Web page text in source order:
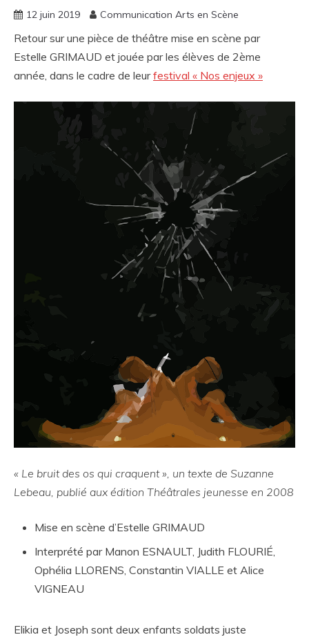
12 juin 2019 Communication Arts en Scène
Retour sur une pièce de théâtre mise en scène par
Estelle GRIMAUD et jouée par les élèves de 2ème
année, dans le cadre de leurfestival « Nos enjeux »
« Le bruit des os qui craquent », un texte de Suzanne
Lebeau, publié aux édition Théâtrales jeunesse en 2008
Mise en scène d’Estelle GRIMAUD
Interprété par Manon ESNAULT, Judith FLOURIÉ,
Ophélia LLORENS, Constantin VIALLE et Alice
VIGNEAU
Elikia et Joseph sont deux enfants soldats juste